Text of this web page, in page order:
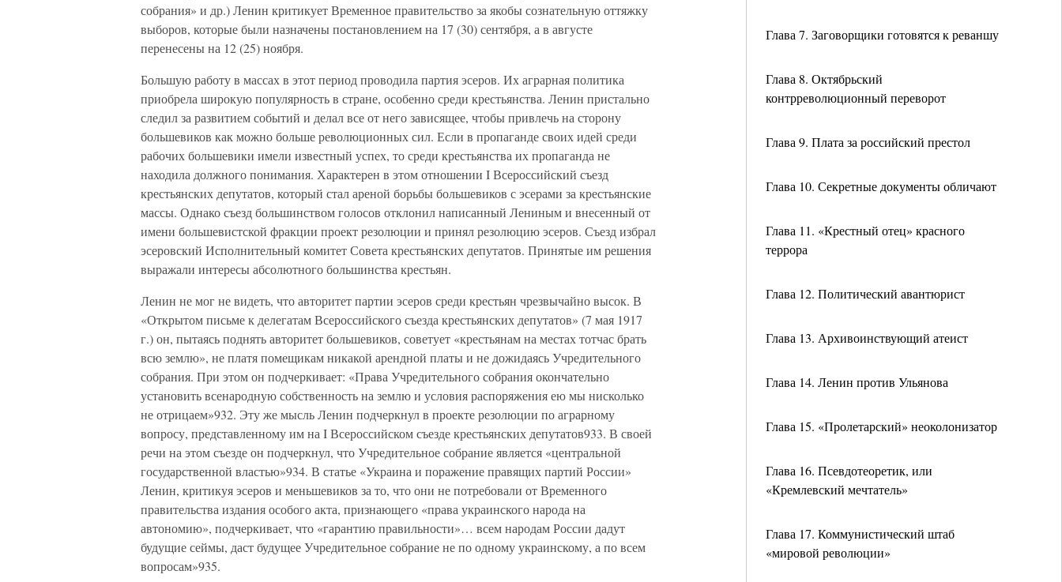
Глава 7. Заговорщики готовятся к реваншу
Глава 8. Октябрьский
контрреволюционный переворот
Глава 9. Плата за российский престол
Глава 10. Секретные документы обличают
Глава 11. «Крестный отец» красного
террора
Глава 12. Политический авантюрист
Глава 13. Архивоинствующий атеист
Глава 14. Ленин против Ульянова
Глава 15. «Пролетарский» неоколонизатор
Глава 16. Псевдотеоретик, или
«Кремлевский мечтатель»
Глава 17. Коммунистический штаб
«мировой революции»
собрания» и др.) Ленин критикует Временное правительство за якобы сознательную оттяжку
выборов, которые были назначены постановлением на 17 (30) сентября, а в августе
перенесены на 12 (25) ноября.
Большую работу в массах в этот период проводила партия эсеров. Их аграрная политика
приобрела широкую популярность в стране, особенно среди крестьянства. Ленин пристально
следил за развитием событий и делал все от него зависящее, чтобы привлечь на сторону
большевиков как можно больше революционных сил. Если в пропаганде своих идей среди
рабочих большевики имели известный успех, то среди крестьянства их пропаганда не
находила должного понимания. Характерен в этом отношении I Всероссийский съезд
крестьянских депутатов, который стал ареной борьбы большевиков с эсерами за крестьянские
массы. Однако съезд большинством голосов отклонил написанный Лениным и внесенный от
имени большевистской фракции проект резолюции и принял резолюцию эсеров. Съезд избрал
эсеровский Исполнительный комитет Совета крестьянских депутатов. Принятые им решения
выражали интересы абсолютного большинства крестьян.
Ленин не мог не видеть, что авторитет партии эсеров среди крестьян чрезвычайно высок. В
«Открытом письме к делегатам Всероссийского съезда крестьянских депутатов» (7 мая 1917
г.) он, пытаясь поднять авторитет большевиков, советует «крестьянам на местах тотчас брать
всю землю», не платя помещикам никакой арендной платы и не дожидаясь Учредительного
собрания. При этом он подчеркивает: «Права Учредительного собрания окончательно
установить всенародную собственность на землю и условия распоряжения ею мы нисколько
не отрицаем»932. Эту же мысль Ленин подчеркнул в проекте резолюции по аграрному
вопросу, представленному им на I Всероссийском съезде крестьянских депутатов933. В своей
речи на этом съезде он подчеркнул, что Учредительное собрание является «центральной
государственной властью»934. В статье «Украина и поражение правящих партий России»
Ленин, критикуя эсеров и меньшевиков за то, что они не потребовали от Временного
правительства издания особого акта, признающего «права украинского народа на
автономию», подчеркивает, что «гарантию правильности»… всем народам России дадут
будущие сеймы, даст будущее Учредительное собрание не по одному украинскому, а по всем
вопросам»935.